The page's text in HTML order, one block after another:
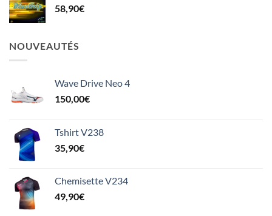
58,90€
NOUVEAUTÉS
Wave Drive Neo 4
150,00€
Tshirt V238
35,90€
Chemisette V234
49,90€